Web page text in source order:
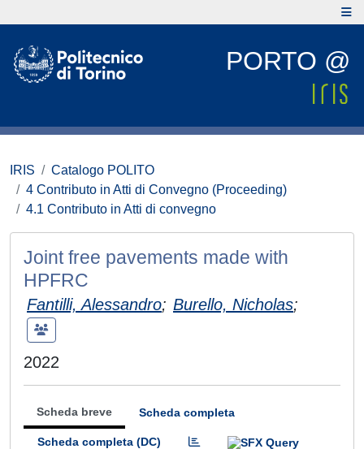
PORTO @
IRIS
Catalogo POLITO
4 Contributo in Atti di Convegno (Proceeding)
4.1 Contributo in Atti di convegno
Joint free pavements made with
HPFRC
Fantilli, Alessandro; Burello, Nicholas;
2022
Scheda breve Scheda completa
Scheda completa (DC)